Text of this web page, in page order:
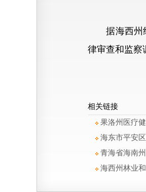
据海西州纪
律审查和监察
相关链接
果洛州医疗
海东市平安
青海省海南
海西州林业